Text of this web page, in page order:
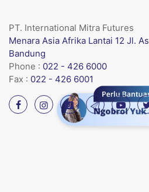
PT. International Mitra Futures
Menara Asia Afrika Lantai 12 Jl.
Bandung
Phone : 022 - 426 6000
Fax : 022 - 426 6001